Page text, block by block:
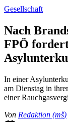
Gesellschaft
Nach
FPÖ
In einer
am Dienstag in
einer
Von Redaktion (mš)